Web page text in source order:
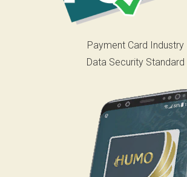
Payment Card Industry
Data Security Standard